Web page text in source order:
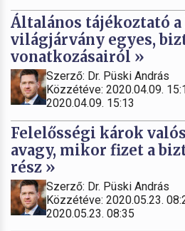
Általános tájékoztató
világjárvány egyes,
vonatkozásairól »
Szerző: Dr. Püski András
Közzétéve: 2020.04.09.
2020.04.09. 15:13
Felelősségi károk
avagy, mikor fizet a
rész »
Szerző: Dr. Püski András
Közzétéve: 2020.05.23.
2020.05.23. 08:35